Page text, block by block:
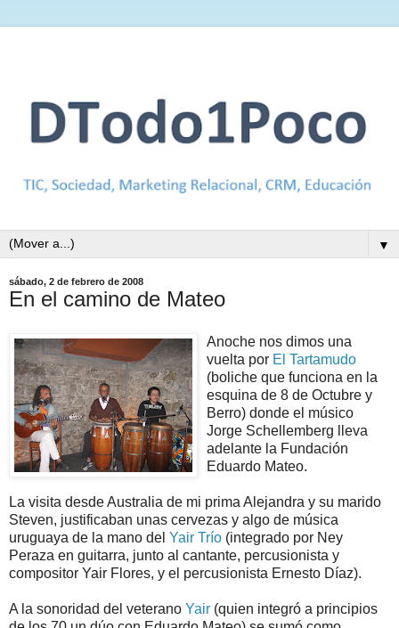
▼
sábado, 2 de febrero de 2008
En el camino de Mateo
Anoche nos dimos una
vuelta por El Tartamudo
(boliche que funciona en la
esquina de 8 de Octubre y
Berro) donde el músico
Jorge Schellemberg lleva
adelante la Fundación
Eduardo Mateo.
La visita desde Australia de mi prima Alejandra y su marido
Steven, justificaban unas cervezas y algo de música
uruguaya de la mano del Yair Trío (integrado por Ney
Peraza en guitarra, junto al cantante, percusionista y
compositor Yair Flores, y el percusionista Ernesto Díaz).
A la sonoridad del veterano Yair (quien integró a principios